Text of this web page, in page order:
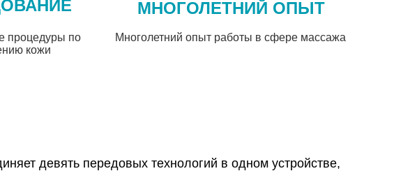
МНОГОЛЕТНИЙ ОПЫТ
Многолетний опыт работы в сфере массажа
процедуры по
кожи
девять передовых технологий в одном устройстве,